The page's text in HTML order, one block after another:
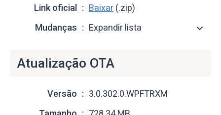
Link oficial
Baixar (.zip)
Mudanças
Expandir lista
Atualização OTA
Versão
3.0.302.0.WPFTRXM